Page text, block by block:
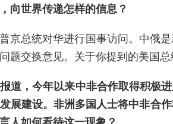
向世界传递怎样的信息？
京总统对华进行国事访问。中俄
题交换意见。关于你提到的美国
道，今年以来中非合作取得积极
展建设。非洲多国人士将中非合